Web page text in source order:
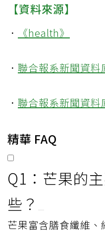
【資料來源】
． 《health》
． 聯合報系新聞資料
． 聯合報系新聞資料
精華 FAQ
Q1：芒果的
些？
芒果富含膳食纖維、